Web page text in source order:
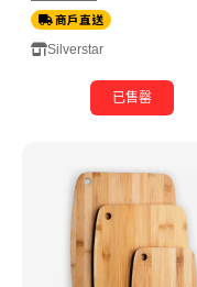
商戶直送
Silverstar
已售罄